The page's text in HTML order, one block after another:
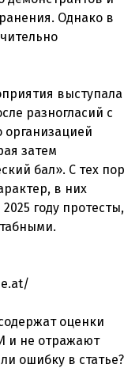
Однако в
выступала
разногласий с
организацией
затем
бал». С тех пор
в них
году протесты,
оценки
и не отражают
ошибку в статье?